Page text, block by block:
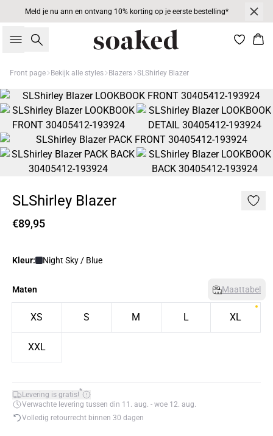
Meld je nu ann en ontvang 10% korting op je eerste bestelling*
Zoeken
Front page Bekijk alle styles Blazers SLShirley Blazer
SLShirley Blazer
€89,95
Kleur: Night Sky / Blue
Maten Maattabel
XS S M L XL
XXL
Levering is gratis!*
Verwachte levering tussen din 11. aug. - woe 12. aug.
Volledig retourrecht binnen 30 dagen